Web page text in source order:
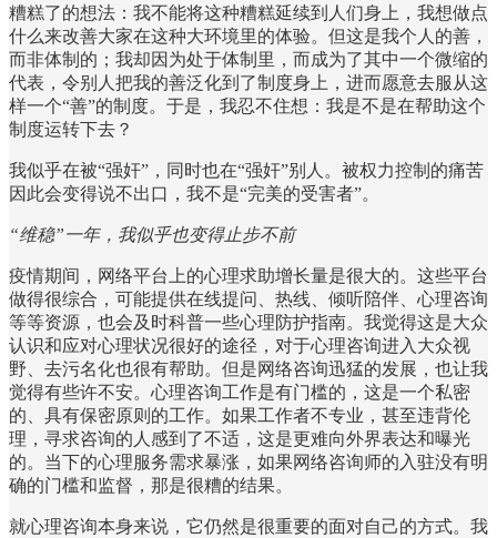
糟糕了的想法：我不能将这种糟糕延续到人们身上，我想做点
什么来改善大家在这种大环境里的体验。但这是我个人的善，
而非体制的；我却因为处于体制里，而成为了其中一个微缩的
代表，令别人把我的善泛化到了制度身上，进而愿意去服从这
样一个“善”的制度。于是，我忍不住想：我是不是在帮助这个
制度运转下去？
我似乎在被“强奸”，同时也在“强奸”别人。被权力控制的痛苦
因此会变得说不出口，我不是“完美的受害者”。
“维稳”一年，我似乎也变得止步不前
疫情期间，网络平台上的心理求助增长量是很大的。这些平台
做得很综合，可能提供在线提问、热线、倾听陪伴、心理咨询
等等资源，也会及时科普一些心理防护指南。我觉得这是大众
认识和应对心理状况很好的途径，对于心理咨询进入大众视
野、去污名化也很有帮助。但是网络咨询迅猛的发展，也让我
觉得有些许不安。心理咨询工作是有门槛的，这是一个私密
的、具有保密原则的工作。如果工作者不专业，甚至违背伦
理，寻求咨询的人感到了不适，这是更难向外界表达和曝光
的。当下的心理服务需求暴涨，如果网络咨询师的入驻没有明
确的门槛和监督，那是很糟的结果。
就心理咨询本身来说，它仍然是很重要的面对自己的方式。我